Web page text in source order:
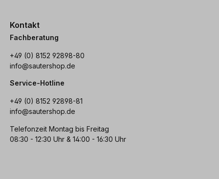
Kontakt
Fachberatung
+49 (0) 8152 92898-80
info@sautershop.de
Service-Hotline
+49 (0) 8152 92898-81
info@sautershop.de
Telefonzeit Montag bis Freitag
08:30 - 12:30 Uhr & 14:00 - 16:30 Uhr